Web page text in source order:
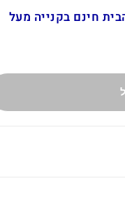
עד הבית חינם בקנייה מעל